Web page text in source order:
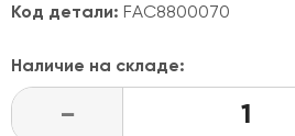
Код детали: FAC8800070
Наличие на складе:
-